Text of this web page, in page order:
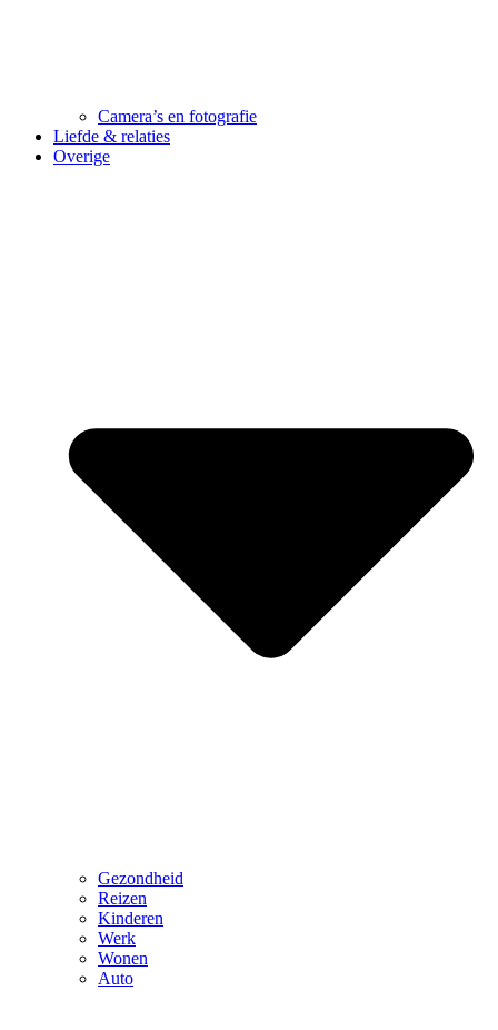
Camera’s en fotografie
Liefde & relaties
Overige
Gezondheid
Reizen
Kinderen
Werk
Wonen
Auto